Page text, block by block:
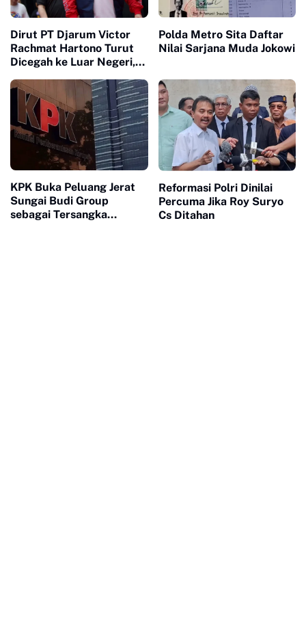
Dirut PT Djarum Victor
Rachmat Hartono Turut
Dicegah ke Luar Negeri,
Polda Metro Sita Daftar
Nilai Sarjana Muda Jokowi
KPK Buka Peluang Jerat
Sungai Budi Group
sebagai Tersangka
Reformasi Polri Dinilai
Percuma Jika Roy Suryo
Cs Ditahan